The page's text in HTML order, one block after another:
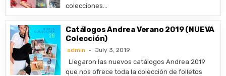
colecciones…
Catálogos Andrea Verano 2019 (NUEVA
Colección)
admin July 3, 2019
Llegaron las nuevos catálogos Andrea 2019
que nos ofrece toda la colección de folletos